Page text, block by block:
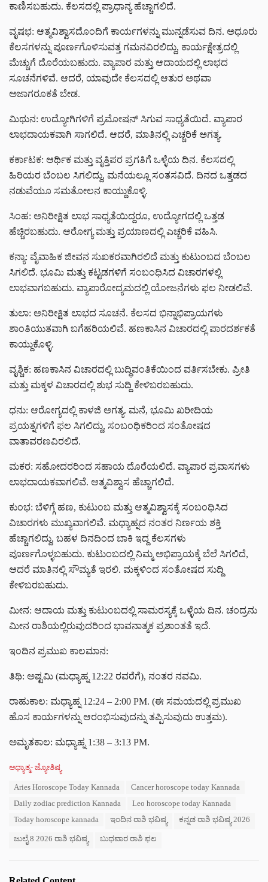
ಕಾಣಿಸಬಹುದು. ಕೆಲಸದಲ್ಲಿ ಪ್ರಾಧಾನ್ಯ ಹೆಚ್ಚಾಗಲಿದೆ.
ವೃಷಭ: ಆತ್ಮವಿಶ್ವಾಸದೊಂದಿಗೆ ಕಾರ್ಯಗಳನ್ನು ಮುನ್ನಡೆಸುವ ದಿನ. ಅಧೂರು
ಕೆಲಸಗಳನ್ನು ಪೂರ್ಣಗೊಳಿಸುವತ್ತ ಗಮನವಿರಲಿದ್ದು, ಕಾರ್ಯಕ್ಷೇತ್ರದಲ್ಲಿ
ಮೆಚ್ಚುಗೆ ದೊರೆಯಬಹುದು. ವ್ಯಾಪಾರ ಮತ್ತು ಆದಾಯದಲ್ಲಿ ಲಾಭದ
ಸೂಚನೆಗಳಿವೆ. ಆದರೆ, ಯಾವುದೇ ಕೆಲಸದಲ್ಲಿ ಆತುರ ಅಥವಾ
ಅಜಾಗರೂಕತೆ ಬೇಡ.
ಮಿಥುನ: ಉದ್ಯೋಗಿಗಳಿಗೆ ಪ್ರಮೋಷನ್ ಸಿಗುವ ಸಾಧ್ಯತೆಯಿದೆ. ವ್ಯಾಪಾರ
ಲಾಭದಾಯಕವಾಗಿ ಸಾಗಲಿದೆ. ಆದರೆ, ಮಾತಿನಲ್ಲಿ ಎಚ್ಚರಿಕೆ ಅಗತ್ಯ.
ಕರ್ಕಾಟಕ: ಆರ್ಥಿಕ ಮತ್ತು ವೃತ್ತಿಪರ ಪ್ರಗತಿಗೆ ಒಳ್ಳೆಯ ದಿನ. ಕೆಲಸದಲ್ಲಿ
ಹಿರಿಯರ ಬೆಂಬಲ ಸಿಗಲಿದ್ದು, ಮನೆಯಲ್ಲೂ ಸಂತಸವಿದೆ. ದಿನದ ಒತ್ತಡದ
ನಡುವೆಯೂ ಸಮತೋಲನ ಕಾಯ್ದುಕೊಳ್ಳಿ.
ಸಿಂಹ: ಅನಿರೀಕ್ಷಿತ ಲಾಭ ಸಾಧ್ಯತೆಯಿದ್ದರೂ, ಉದ್ಯೋಗದಲ್ಲಿ ಒತ್ತಡ
ಹೆಚ್ಚಿರಬಹುದು. ಆರೋಗ್ಯ ಮತ್ತು ಪ್ರಯಾಣದಲ್ಲಿ ಎಚ್ಚರಿಕೆ ವಹಿಸಿ.
ಕನ್ಯಾ: ವೈವಾಹಿಕ ಜೀವನ ಸುಖಕರವಾಗಿರಲಿದೆ ಮತ್ತು ಕುಟುಂಬದ ಬೆಂಬಲ
ಸಿಗಲಿದೆ. ಭೂಮಿ ಮತ್ತು ಕಟ್ಟಡಗಳಿಗೆ ಸಂಬಂಧಿಸಿದ ವಿಚಾರಗಳಲ್ಲಿ
ಲಾಭವಾಗಬಹುದು. ವ್ಯಾಪಾರೋದ್ಯಮದಲ್ಲಿ ಯೋಜನೆಗಳು ಫಲ ನೀಡಲಿವೆ.
ತುಲಾ: ಅನಿರೀಕ್ಷಿತ ಲಾಭದ ಸೂಚನೆ. ಕೆಲಸದ ಭಿನ್ನಾಭಿಪ್ರಾಯಗಳು
ಶಾಂತಿಯುತವಾಗಿ ಬಗೆಹರಿಯಲಿವೆ. ಹಣಕಾಸಿನ ವಿಚಾರದಲ್ಲಿ ಪಾರದರ್ಶಕತೆ
ಕಾಯ್ದುಕೊಳ್ಳಿ.
ವೃಶ್ಚಿಕ: ಹಣಕಾಸಿನ ವಿಚಾರದಲ್ಲಿ ಬುದ್ಧಿವಂತಿಕೆಯಿಂದ ವರ್ತಿಸಬೇಕು. ಪ್ರೀತಿ
ಮತ್ತು ಮಕ್ಕಳ ವಿಚಾರದಲ್ಲಿ ಶುಭ ಸುದ್ದಿ ಕೇಳಿಬರಬಹುದು.
ಧನು: ಆರೋಗ್ಯದಲ್ಲಿ ಕಾಳಜಿ ಅಗತ್ಯ. ಮನೆ, ಭೂಮಿ ಖರೀದಿಯ
ಪ್ರಯತ್ನಗಳಿಗೆ ಫಲ ಸಿಗಲಿದ್ದು, ಸಂಬಂಧಿಕರಿಂದ ಸಂತೋಷದ
ವಾತಾವರಣವಿರಲಿದೆ.
ಮಕರ: ಸಹೋದರರಿಂದ ಸಹಾಯ ದೊರೆಯಲಿದೆ. ವ್ಯಾಪಾರ ಪ್ರವಾಸಗಳು
ಲಾಭದಾಯಕವಾಗಲಿವೆ. ಆತ್ಮವಿಶ್ವಾಸ ಹೆಚ್ಚಾಗಲಿದೆ.
ಕುಂಭ: ಬೆಳಿಗ್ಗೆ ಹಣ, ಕುಟುಂಬ ಮತ್ತು ಆತ್ಮವಿಶ್ವಾಸಕ್ಕೆ ಸಂಬಂಧಿಸಿದ
ವಿಚಾರಗಳು ಮುಖ್ಯವಾಗಲಿವೆ. ಮಧ್ಯಾಹ್ನದ ನಂತರ ನಿರ್ಣಯ ಶಕ್ತಿ
ಹೆಚ್ಚಾಗಲಿದ್ದು, ಬಹಳ ದಿನದಿಂದ ಬಾಕಿ ಇದ್ದ ಕೆಲಸಗಳು
ಪೂರ್ಣಗೊಳ್ಳಬಹುದು. ಕುಟುಂಬದಲ್ಲಿ ನಿಮ್ಮ ಅಭಿಪ್ರಾಯಕ್ಕೆ ಬೆಲೆ ಸಿಗಲಿದೆ,
ಆದರೆ ಮಾತಿನಲ್ಲಿ ಸೌಮ್ಯತೆ ಇರಲಿ. ಮಕ್ಕಳಿಂದ ಸಂತೋಷದ ಸುದ್ದಿ
ಕೇಳಿಬರಬಹುದು.
ಮೀನ: ಆದಾಯ ಮತ್ತು ಕುಟುಂಬದಲ್ಲಿ ಸಾಮರಸ್ಯಕ್ಕೆ ಒಳ್ಳೆಯ ದಿನ. ಚಂದ್ರನು
ಮೀನ ರಾಶಿಯಲ್ಲಿರುವುದರಿಂದ ಭಾವನಾತ್ಮಕ ಪ್ರಶಾಂತತೆ ಇದೆ.
ಇಂದಿನ ಪ್ರಮುಖ ಕಾಲಮಾನ:
ತಿಥಿ: ಅಷ್ಟಮಿ (ಮಧ್ಯಾಹ್ನ 12:22 ರವರೆಗೆ), ನಂತರ ನವಮಿ.
ರಾಹುಕಾಲ: ಮಧ್ಯಾಹ್ನ 12:24 – 2:00 PM. (ಈ ಸಮಯದಲ್ಲಿ ಪ್ರಮುಖ
ಹೊಸ ಕಾರ್ಯಗಳನ್ನು ಆರಂಭಿಸುವುದನ್ನು ತಪ್ಪಿಸುವುದು ಉತ್ತಮ).
ಅಮೃತಕಾಲ: ಮಧ್ಯಾಹ್ನ 1:38 – 3:13 PM.
C
ಆಧ್ಯಾತ್ಮ- ಜ್ಯೋತಿಷ್ಯ
Aries Horoscope Today Kannada
Cancer horoscope today Kannada
Daily zodiac prediction Kannada
Leo horoscope today Kannada
Today horoscope kannada
ಇಂದಿನ ರಾಶಿ ಭವಿಷ್ಯ ಕನ್ನಡ ರಾಶಿ ಭವಿಷ್ಯ 2026
ಜುಲೈ 8 2026 ರಾಶಿ ಭವಿಷ್ಯ ಬುಧವಾರ ರಾಶಿ ಫಲ